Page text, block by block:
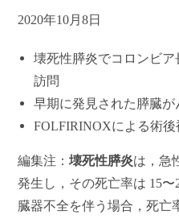
2020年10月8日
壊死性膵炎でコロンビア
訪問
早期に発見された膵臓が
FOLFIRINOXによる術後
編集注：壊死性膵炎は，急
発生し，その死亡率は 15
臓器不全を伴う場合，死亡